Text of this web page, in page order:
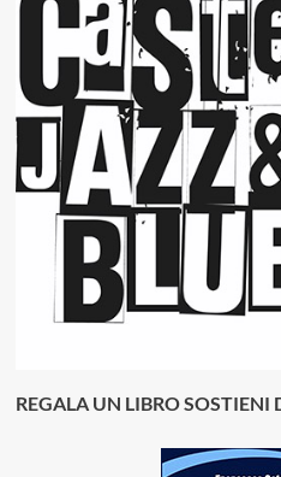
REGALA UN LIBRO SOSTIENI